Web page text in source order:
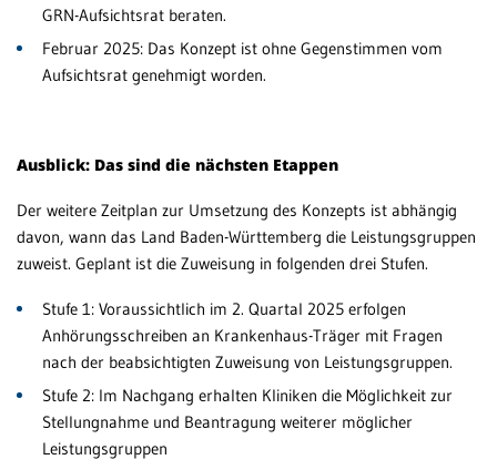
GRN-Aufsichtsrat beraten.
Februar 2025: Das Konzept ist ohne Gegenstimmen vom
Aufsichtsrat genehmigt worden.
Ausblick: Das sind die nächsten Etappen
Der weitere Zeitplan zur Umsetzung des Konzepts ist abhängig
davon, wann das Land Baden-Württemberg die Leistungsgruppen
zuweist. Geplant ist die Zuweisung in folgenden drei Stufen.
Stufe 1: Voraussichtlich im 2. Quartal 2025 erfolgen
Anhörungsschreiben an Krankenhaus-Träger mit Fragen
nach der beabsichtigten Zuweisung von Leistungsgruppen.
Stufe 2: Im Nachgang erhalten Kliniken die Möglichkeit zur
Stellungnahme und Beantragung weiterer möglicher
Leistungsgruppen